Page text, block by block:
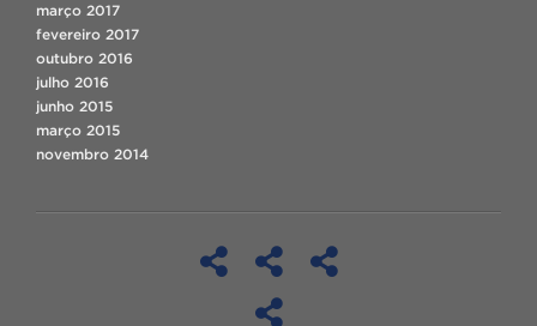
março 2017
fevereiro 2017
outubro 2016
julho 2016
junho 2015
março 2015
novembro 2014